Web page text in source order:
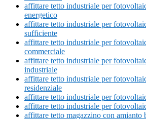
affittare tetto industriale per
energetico
affittare tetto industriale per
sufficiente
affittare tetto industriale per
commerciale
affittare tetto industriale per
industriale
affittare tetto industriale per
residenziale
affittare tetto industriale per
affittare tetto industriale per
affittare tetto magazzino con amianto